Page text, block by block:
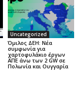
Uncategorized
Όμιλος ΔΕΗ: Νέα
συμφωνία για
χαρτοφυλάκιο έργων
ΑΠΕ άνω των 2 GW σε
Πολωνία και Ουγγαρία